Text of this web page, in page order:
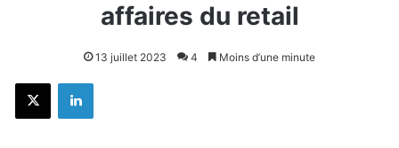
affaires du retail
13 juillet 2023 4 Moins d’une minute
X Linkedin